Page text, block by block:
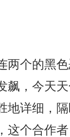
两个的黑
飙，今天
地详细，
这个合作